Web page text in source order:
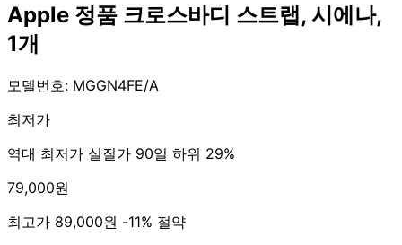
Apple 정품 크로스바디 스트랩, 시에나,
1개
모델번호: MGGN4FE/A
최저가
역대 최저가 실질가 90일 하위 29%
79,000원
최고가 89,000원 -11% 절약